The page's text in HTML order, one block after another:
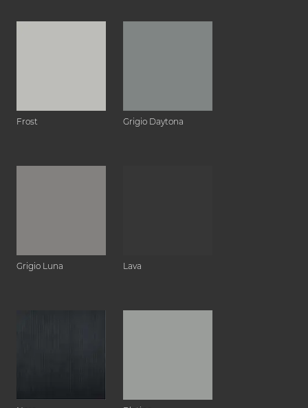
Frost Grigio Daytona
Grigio Luna Lava